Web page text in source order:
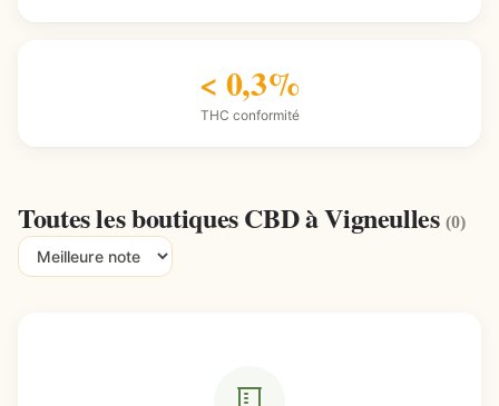
< 0,3%
THC conformité
Toutes les boutiques CBD à Vigneulles(0)